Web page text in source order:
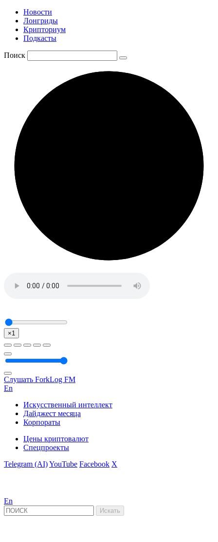
Новости
Лонгриды
Крипториум
Подкасты
Поиск
×1
Слушать ForkLog FM
En
Искусственный интеллект
Дайджест месяца
Корпораты
Цены криптовалют
Спецпроекты
Telegram (AI)YouTube Facebook X
En